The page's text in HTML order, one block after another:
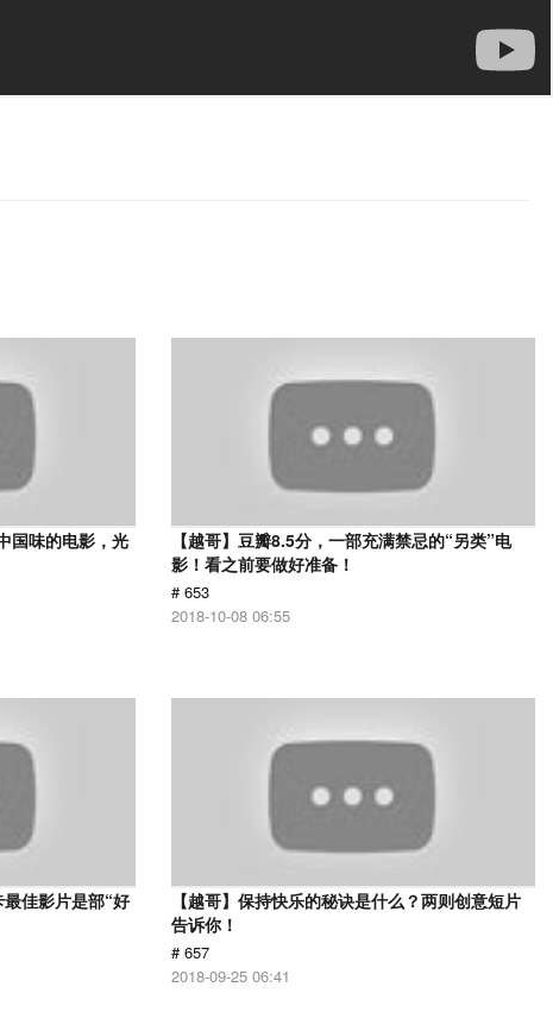
国味的电影，光
【越哥】豆瓣8.5分，一部充满禁忌的“另类”电
影！看之前要做好准备！
# 653
2018-10-08 06:55
最佳影片是部“好
【越哥】保持快乐的秘诀是什么？两则创意短片
告诉你！
# 657
2018-09-25 06:41